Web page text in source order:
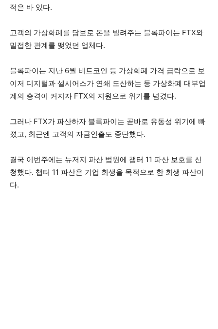
적은 바 있다.
고객의 가상화폐를 담보로 돈을 빌려주는 블록파이는 FTX와
밀접한 관계를 맺었던 업체다.
블록파이는 지난 6월 비트코인 등 가상화폐 가격 급락으로 보
이저 디지털과 셀시어스가 연쇄 도산하는 등 가상화폐 대부업
계의 충격이 커지자 FTX의 지원으로 위기를 넘겼다.
그러나 FTX가 파산하자 블록파이는 곧바로 유동성 위기에 빠
졌고, 최근엔 고객의 자금인출도 중단했다.
결국 이번주에는 뉴저지 파산 법원에 챕터 11 파산 보호를 신
청했다. 챕터 11 파산은 기업 회생을 목적으로 한 회생 파산이
다.